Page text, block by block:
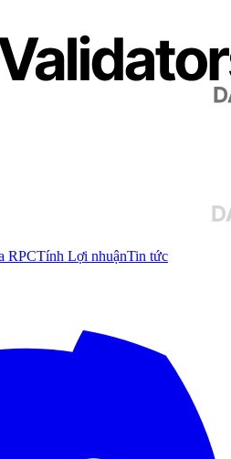
RPCTính Lợi nhuậnTin tức